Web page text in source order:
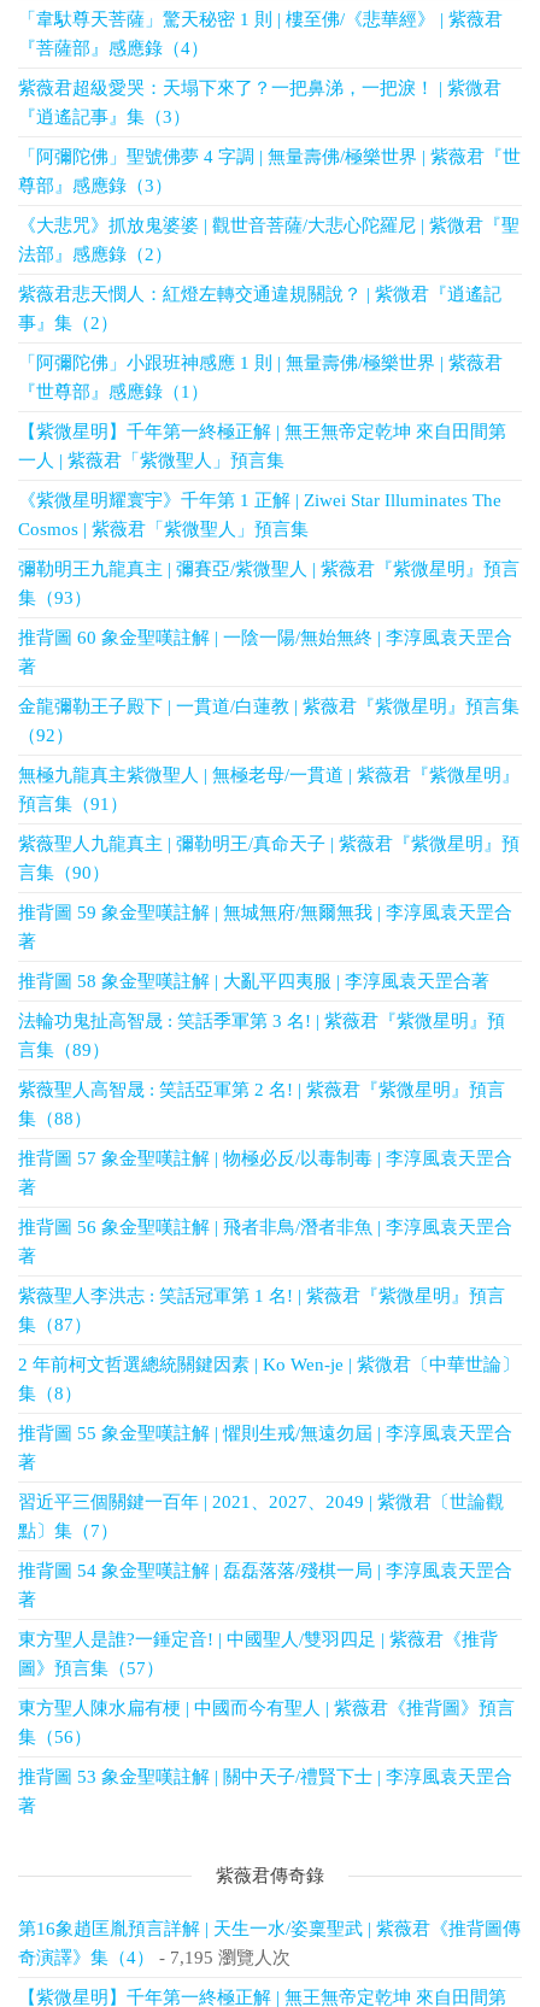
「韋馱尊天菩薩」驚天秘密 1 則 | 樓至佛/《悲華經》 | 紫薇君
『菩薩部』感應錄（4）
紫薇君超級愛哭：天塌下來了？一把鼻涕，一把淚！ | 紫微君
『逍遙記事』集（3）
「阿彌陀佛」聖號佛夢 4 字調 | 無量壽佛/極樂世界 | 紫薇君『世
尊部』感應錄（3）
《大悲咒》抓放鬼婆婆 | 觀世音菩薩/大悲心陀羅尼 | 紫微君『聖
法部』感應錄（2）
紫薇君悲天憫人：紅燈左轉交通違規關說？ | 紫微君『逍遙記
事』集（2）
「阿彌陀佛」小跟班神感應 1 則 | 無量壽佛/極樂世界 | 紫薇君
『世尊部』感應錄（1）
【紫微星明】千年第一終極正解 | 無王無帝定乾坤 來自田間第
一人 | 紫薇君「紫微聖人」預言集
《紫微星明耀寰宇》千年第 1 正解 | Ziwei Star Illuminates The
Cosmos | 紫薇君「紫微聖人」預言集
彌勒明王九龍真主 | 彌賽亞/紫微聖人 | 紫薇君『紫微星明』預言
集（93）
推背圖 60 象金聖嘆註解 | 一陰一陽/無始無終 | 李淳風袁天罡合
著
金龍彌勒王子殿下 | 一貫道/白蓮教 | 紫薇君『紫微星明』預言集
（92）
無極九龍真主紫微聖人 | 無極老母/一貫道 | 紫薇君『紫微星明』
預言集（91）
紫薇聖人九龍真主 | 彌勒明王/真命天子 | 紫薇君『紫微星明』預
言集（90）
推背圖 59 象金聖嘆註解 | 無城無府/無爾無我 | 李淳風袁天罡合
著
推背圖 58 象金聖嘆註解 | 大亂平四夷服 | 李淳風袁天罡合著
法輪功鬼扯高智晟 : 笑話季軍第 3 名! | 紫薇君『紫微星明』預
言集（89）
紫薇聖人高智晟 : 笑話亞軍第 2 名! | 紫薇君『紫微星明』預言
集（88）
推背圖 57 象金聖嘆註解 | 物極必反/以毒制毒 | 李淳風袁天罡合
著
推背圖 56 象金聖嘆註解 | 飛者非鳥/潛者非魚 | 李淳風袁天罡合
著
紫薇聖人李洪志 : 笑話冠軍第 1 名! | 紫薇君『紫微星明』預言
集（87）
2 年前柯文哲選總統關鍵因素 | Ko Wen-je | 紫微君〔中華世論〕
集（8）
推背圖 55 象金聖嘆註解 | 懼則生戒/無遠勿屆 | 李淳風袁天罡合
著
習近平三個關鍵一百年 | 2021、2027、2049 | 紫微君〔世論觀
點〕集（7）
推背圖 54 象金聖嘆註解 | 磊磊落落/殘棋一局 | 李淳風袁天罡合
著
東方聖人是誰?一錘定音! | 中國聖人/雙羽四足 | 紫薇君《推背
圖》預言集（57）
東方聖人陳水扁有梗 | 中國而今有聖人 | 紫薇君《推背圖》預言
集（56）
推背圖 53 象金聖嘆註解 | 關中天子/禮賢下士 | 李淳風袁天罡合
著
紫薇君傳奇錄
第16象趙匡胤預言詳解 | 天生一水/姿稟聖武 | 紫薇君《推背圖傳
奇演譯》集（4）
- 7,195 瀏覽人次
【紫微星明】千年第一終極正解 | 無王無帝定乾坤 來自田間第